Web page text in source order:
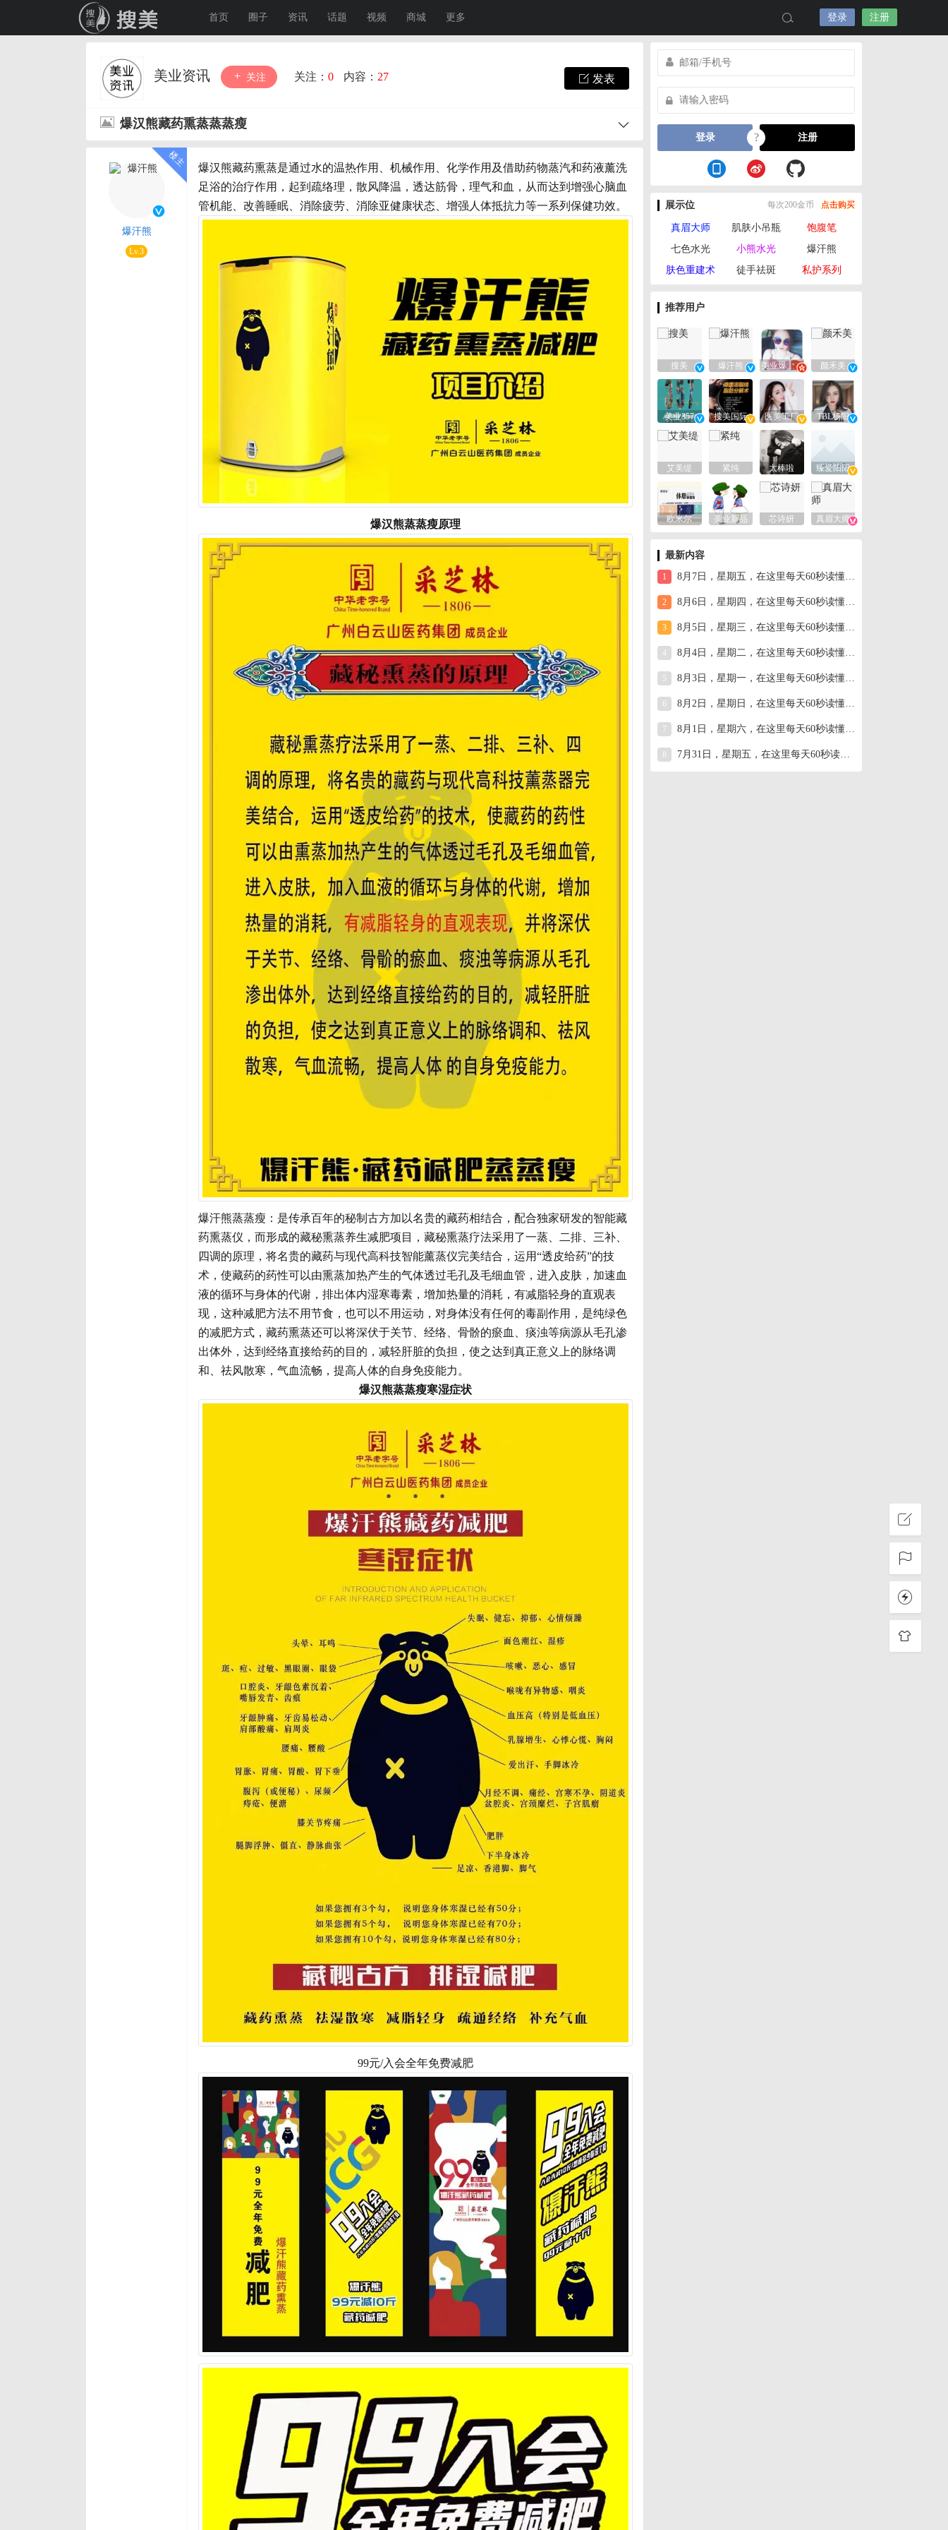
首页 圈子 资讯 话题 视频 商城 更多 登录 注册
美业资讯 关注 关注： 0 内容： 27 发表
爆汉熊藏药熏蒸蒸蒸瘦
爆汗熊
Lv.3
爆汉熊藏药熏蒸是通过水的温热作用、机械作用、化学作用及借助药物蒸汽和药液薰洗
足浴的治疗作用，起到疏络理，散风降温，透达筋骨，理气和血，从而达到增强心脑血
管机能、改善睡眠、消除疲劳、消除亚健康状态、增强人体抵抗力等一系列保健功效。
爆汉熊蒸蒸瘦原理
爆汗熊蒸蒸瘦：是传承百年的秘制古方加以名贵的藏药相结合，配合独家研发的智能藏
药熏蒸仪，而形成的藏秘熏蒸养生减肥项目，藏秘熏蒸疗法采用了一蒸、二排、三补、
四调的原理，将名贵的藏药与现代高科技智能薰蒸仪完美结合，运用“透皮给药”的技
术，使藏药的药性可以由熏蒸加热产生的气体透过毛孔及毛细血管，进入皮肤，加速血
液的循环与身体的代谢，排出体内湿寒毒素，增加热量的消耗，有减脂轻身的直观表
现，这种减肥方法不用节食，也可以不用运动，对身体没有任何的毒副作用，是纯绿色
的减肥方式，藏药熏蒸还可以将深伏于关节、经络、骨骱的瘀血、痰浊等病源从毛孔渗
出体外，达到经络直接给药的目的，减轻肝脏的负担，使之达到真正意义上的脉络调
和、祛风散寒，气血流畅，提高人体的自身免疫能力。
爆汉熊蒸蒸瘦寒湿症状
99元/入会全年免费减肥
登录 ? 注册
展示位 每次200金币 点击购买
真眉大师 肌肤小吊瓶
饱腹笔
七色水光
小熊水光
爆汗熊
肤色重建术
徒手祛斑 私护系列
推荐用户
搜美 爆汗熊 美业爆款平台 颜禾美
美业357 搜美国际 医美工厂 TBL杨阳
艾美缇 紧纯 太棒啦 臻爱阳阳
欧米尔 美业新品 芯诗妍 真眉大师
最新内容
1 8月7日，星期五，在这里每天60秒读懂世界！
2 8月6日，星期四，在这里每天60秒读懂世界！
3 8月5日，星期三，在这里每天60秒读懂世界！
4 8月4日，星期二，在这里每天60秒读懂世界！
5 8月3日，星期一，在这里每天60秒读懂世界！
6 8月2日，星期日，在这里每天60秒读懂世界！
7 8月1日，星期六，在这里每天60秒读懂世界！
7月31日，星期五，在这里每天60秒读懂世界！